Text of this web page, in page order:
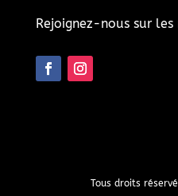
Rejoignez-nous sur les
Tous droits